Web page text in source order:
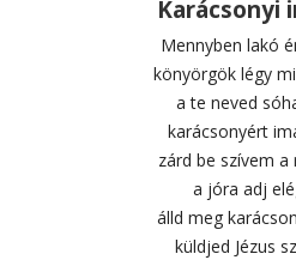
Karácsonyi
Mennyben lakó
könyörgök légy
a te neved
karácsonyért
zárd be szívem a
a jóra adj
álld meg
küldjed Jézus